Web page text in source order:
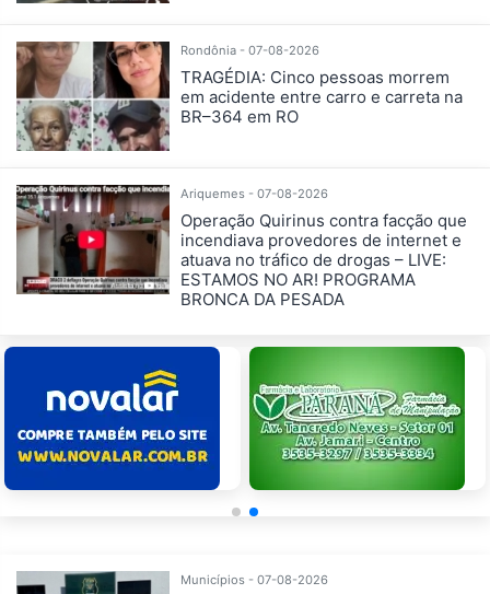
Rondônia - 07-08-2026
TRAGÉDIA: Cinco pessoas morrem
em acidente entre carro e carreta na
BR–364 em RO
Ariquemes - 07-08-2026
Operação Quirinus contra facção que
incendiava provedores de internet e
atuava no tráfico de drogas – LIVE:
ESTAMOS NO AR! PROGRAMA
BRONCA DA PESADA
Municípios - 07-08-2026